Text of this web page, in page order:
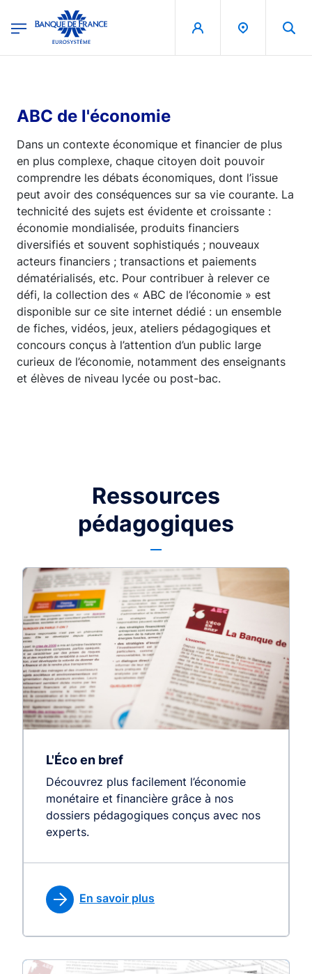
Banque de France - Menu Principal
ABC de l'économie
Dans un contexte économique et financier de plus
en plus complexe, chaque citoyen doit pouvoir
comprendre les débats économiques, dont l’issue
peut avoir des conséquences sur sa vie courante. La
technicité des sujets est évidente et croissante :
économie mondialisée, produits financiers
diversifiés et souvent sophistiqués ; nouveaux
acteurs financiers ; transactions et paiements
dématérialisés, etc. Pour contribuer à relever ce
défi, la collection des « ABC de l’économie » est
disponible sur ce site internet dédié : un ensemble
de fiches, vidéos, jeux, ateliers pédagogiques et
concours conçus à l’attention d’un public large
curieux de l’économie, notamment des enseignants
et élèves de niveau lycée ou post-bac.
Ressources
pédagogiques
L'Éco en bref
Découvrez plus facilement l’économie
monétaire et financière grâce à nos
dossiers pédagogiques conçus avec nos
experts.
En savoir plus